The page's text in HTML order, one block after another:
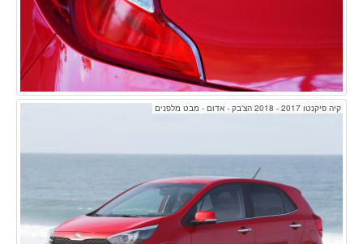
קיה פיקנטו 2017 - 2018 הצ'בק - אדום - מבט מלפנים